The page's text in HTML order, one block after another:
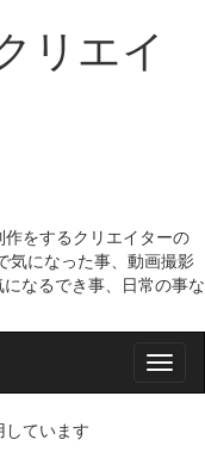
リエイ
をするクリエイターの
気になった事、動画撮影
なるでき事、日常の事な
Nav
ています